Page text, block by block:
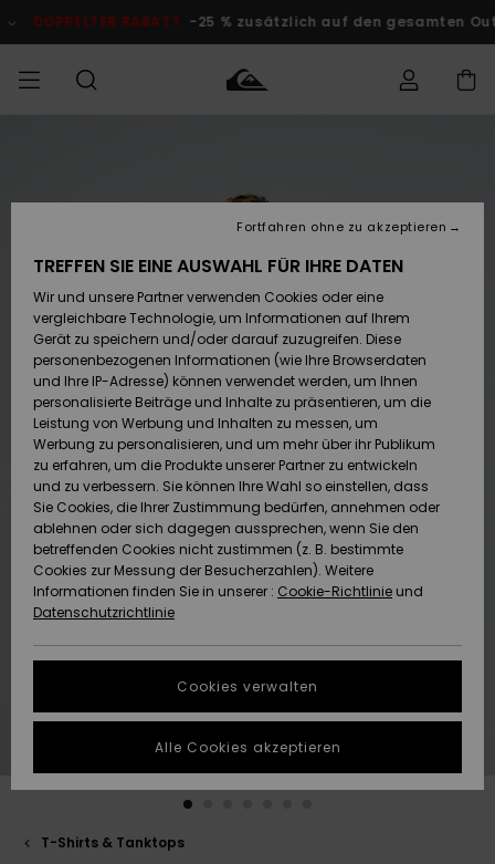
ProduktinformationRABATT -25 % zusätzlich auf den gesamten Outlet-
Accessoires
Schuhe&
Flip-Flops
Surf
Snow
Brandneu
Highlights
Accessoires
Schuhe&
Flip-Flops
Surf
Snow
Brandneu
Highlights
FRAUEN
Brandneu
Highlights
Snow
SURF
Kinder
Highlights
Community
SNOW
Snow Shop
Kinder
Snow Shop
Damen
Highlights
Community
DOPPELTER
RABATT
KINDER
Outlet
Frauen
HILFE & KONTAKT
Retouren
Bezahlung
Geschenkkarte
Quiksilver
Freedom
Datenschutz
Starten Sie eine
um die
schnellste
Antwort auf Ihre
erhalten.
NACHHALTIGKEIT
SHOPS
QUIKSILVER APP
WUNSCHLISTE
T-Shirts & Tanktops
TREFFEN SIE EINE AUSWAHL FÜR IHRE DATEN
Wir und unsere Partner verwenden Cookies oder eine
vergleichbare Technologie, um Informationen auf Ihrem
Gerät zu speichern und/oder darauf zuzugreifen. Diese
personenbezogenen Informationen (wie Ihre Browserdaten
und Ihre IP-Adresse) können verwendet werden, um Ihnen
personalisierte Beiträge und Inhalte zu präsentieren, um die
Leistung von Werbung und Inhalten zu messen, um
Werbung zu personalisieren, und um mehr über ihr Publikum
zu erfahren, um die Produkte unserer Partner zu entwickeln
und zu verbessern. Sie können Ihre Wahl so einstellen, dass
Sie Cookies, die Ihrer Zustimmung bedürfen, annehmen oder
ablehnen oder sich dagegen aussprechen, wenn Sie den
betreffenden Cookies nicht zustimmen (z. B. bestimmte
Cookies zur Messung der Besucherzahlen). Weitere
Informationen finden Sie in unserer : Cookie-Richtlinie und
Datenschutzrichtlinie
Cookies verwalten
Fortfahren ohne zu akzeptieren
Alle Cookies akzeptieren